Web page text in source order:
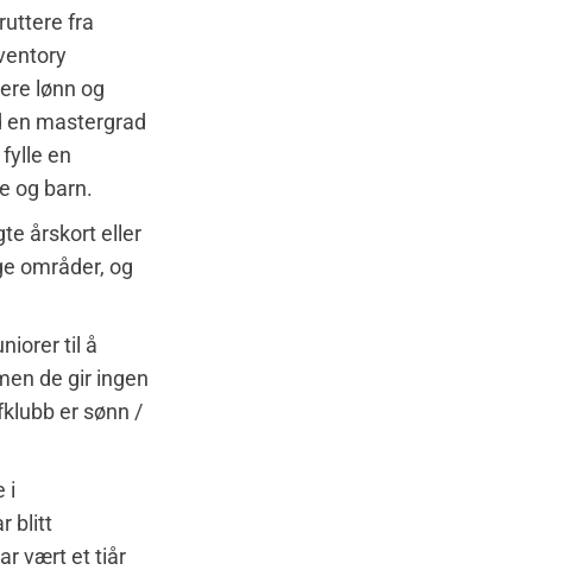
fra
lønn og
en mastergrad
en
og barn.
årskort eller
områder, og
til å
de gir ingen
er sønn /
i
blitt
vært et tiår